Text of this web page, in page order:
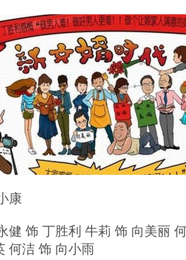
康
健 饰 丁胜利 牛莉 饰 向美丽
何洁 饰 向小雨